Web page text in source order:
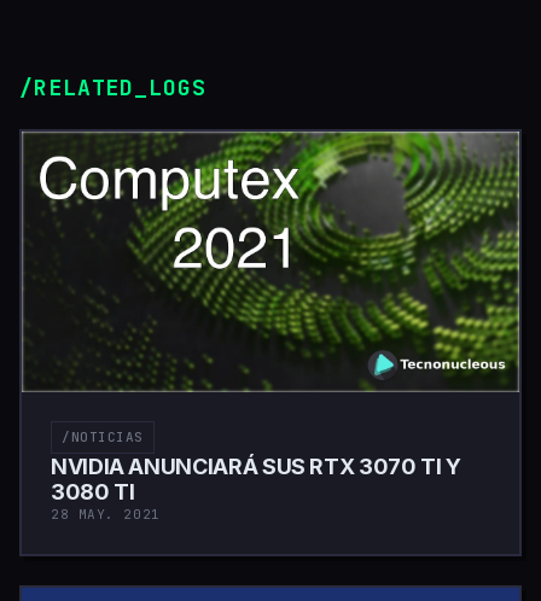
/RELATED_LOGS
/NOTICIAS
NVIDIA ANUNCIARÁ SUS RTX 3070 TI Y
3080 TI
28 MAY. 2021